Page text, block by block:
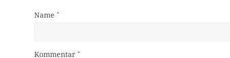
Name*
Kommentar*